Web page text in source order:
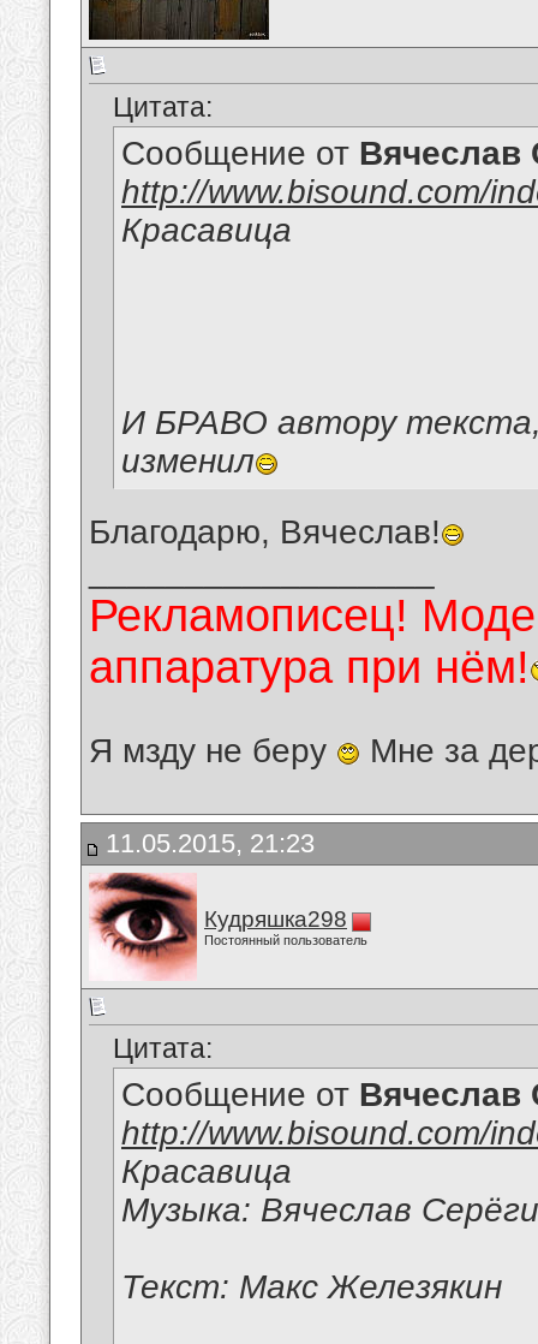
Цитата:
Сообщение от Вячеслав
http://www.bisound.com/
Красавица
И БРАВО автору
изменил
Благодарю, Вячеслав!
Рекламописец!
аппаратура при нём!
Я мзду не беру Мне за
11.05.2015, 21:23
Кудряшка298
Постоянный пользователь
Цитата:
Сообщение от Вячеслав
http://www.bisound.com/
Красавица
Музыка: Вячеслав
Текст: Макс Железякин